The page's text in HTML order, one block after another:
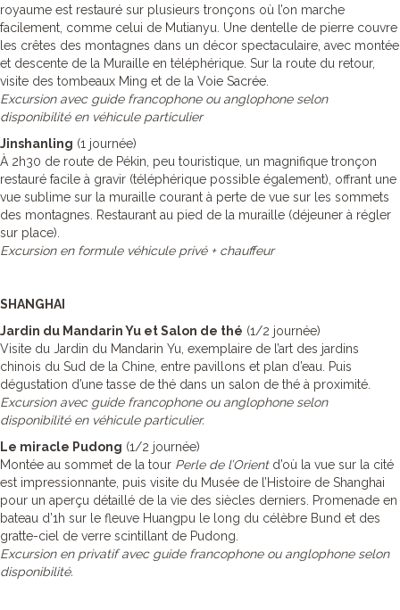
royaume est restauré sur plusieurs tronçons où l’on marche
facilement, comme celui de Mutianyu. Une dentelle de pierre couvre
les crêtes des montagnes dans un décor spectaculaire, avec montée
et descente de la Muraille en téléphérique. Sur la route du retour,
visite des tombeaux Ming et de la Voie Sacrée.
Excursion avec guide francophone ou anglophone selon
disponibilité en véhicule particulier
Jinshanling (1 journée)
À 2h30 de route de Pékin, peu touristique, un magnifique tronçon
restauré facile à gravir (téléphérique possible également), offrant une
vue sublime sur la muraille courant à perte de vue sur les sommets
des montagnes. Restaurant au pied de la muraille (déjeuner à régler
sur place).
Excursion en formule véhicule privé + chauffeur
SHANGHAI
Jardin du Mandarin Yu et Salon de thé (1/2 journée)
Visite du Jardin du Mandarin Yu, exemplaire de l’art des jardins
chinois du Sud de la Chine, entre pavillons et plan d’eau. Puis
dégustation d’une tasse de thé dans un salon de thé à proximité.
Excursion avec guide francophone ou anglophone selon
disponibilité en véhicule particulier.
Le miracle Pudong (1/2 journée)
Montée au sommet de la tour Perle de l’Orientd’où la vue sur la cité
est impressionnante, puis visite du Musée de l’Histoire de Shanghai
pour un aperçu détaillé de la vie des siècles derniers. Promenade en
bateau d’1h sur le fleuve Huangpu le long du célèbre Bund et des
gratte-ciel de verre scintillant de Pudong.
Excursion en privatif avec guide francophone ou anglophone selon
disponibilité.